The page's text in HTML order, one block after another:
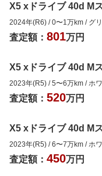
X5 xドライブ 40d M
2024年(R6) /0〜1 万km / グ
査定額： 801万円
X5 xドライブ 40d M
2023年(R5) /5〜6万km / ホ
査定額： 520万円
X5 xドライブ 40d M
2023年(R5) /6〜7万km / ホ
査定額： 450万円